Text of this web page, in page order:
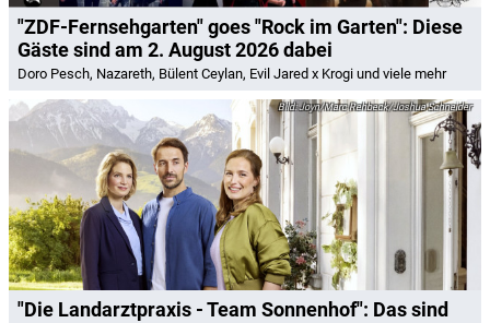
"ZDF-Fernsehgarten" goes "Rock im Garten": Diese
Gäste sind am 2. August 2026 dabei
Doro Pesch, Nazareth, Bülent Ceylan, Evil Jared x Krogi und viele mehr
Joyn/Marc Rehbeck/Joshua Schneider
"Die Landarztpraxis - Team Sonnenhof": Das sind